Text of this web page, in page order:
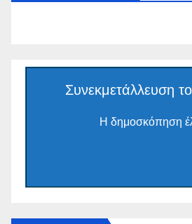
Συνεκμετάλλευση
Η δημοσκόπηση